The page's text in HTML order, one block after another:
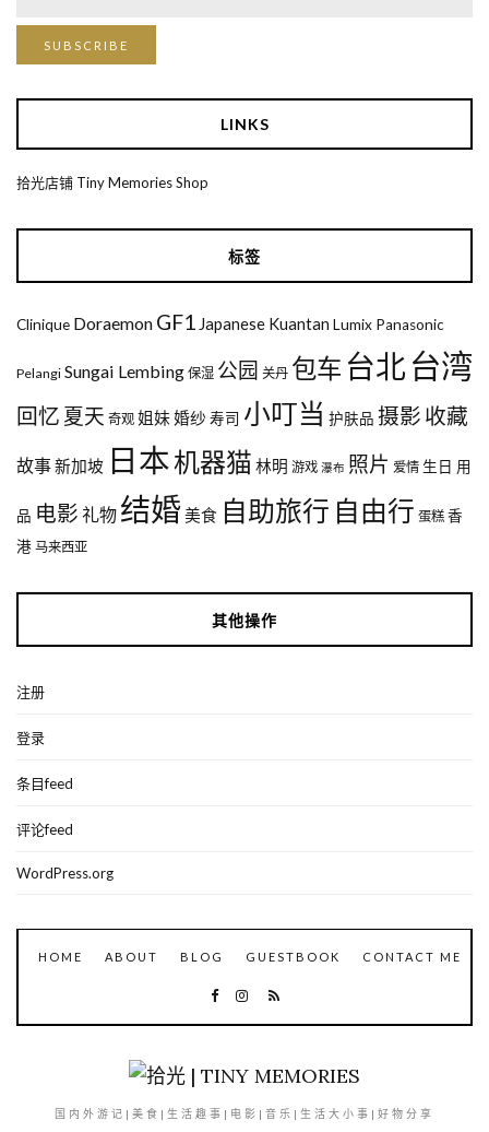
LINKS
拾光店铺 Tiny Memories Shop
标签
Clinique Doraemon GF1 Japanese Kuantan Lumix Panasonic
Pelangi Sungai Lembing 保湿 公园 关丹 包车 台北 台湾
回忆 夏天 奇观 姐妹婚纱 寿司 小叮当 护肤品 摄影 收藏
故事新加坡 日本机器猫 林明 游戏 瀑布 照片 爱情 生日 用
品 电影 礼物 结婚美食 自助旅行 自由行 蛋糕 香
港 马来西亚
其他操作
注册
登录
条目feed
评论feed
WordPress.org
HOME ABOUT BLOG GUESTBOOK CONTACT ME
国内外游记|美食|生活趣事|电影|音乐|生活大小事|好物分享